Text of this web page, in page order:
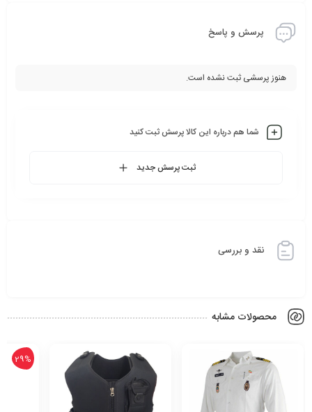
پرسش و پاسخ
هنوز پرسشی ثبت نشده است.
شما هم درباره این کالا پرسش ثبت کنید
ثبت پرسش جدید
نقد و بررسی
محصولات مشابه
29%